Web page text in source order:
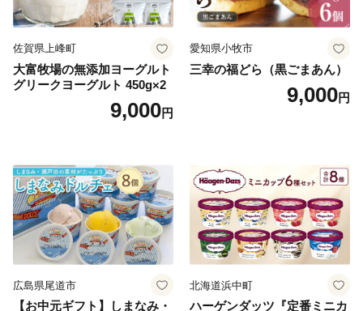
佐賀県上峰町
大富牧場の無添加ヨーグルト
グリークヨーグルト 450g×2
9,000円
愛知県小牧市
三幸の福どら（黒ごまあん）
9,000円
広島県尾道市
【お中元ギフト】しまなみ・
北海道浜中町
ハーゲンダッツ『定番ミニカ